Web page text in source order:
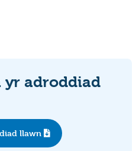
adroddiad
llawn